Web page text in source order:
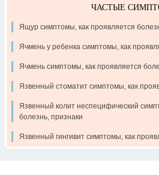
ЧАСТЫЕ
Ящур симптомы, как проявляется
Ячмень у ребенка симптомы, как
Ячмень симптомы, как проявляется
Язвенный стоматит симптомы, как
Язвенный колит неспецифический
болезнь, признаки
Язвенный гингивит симптомы, как